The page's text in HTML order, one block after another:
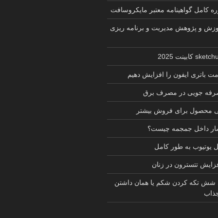
و پژوهش مدیریت و برنامه ریزی
باتری ایفون را افزایش دهیم
صرفه جویی در مصرف برق
محصول برای فروش بیشتر
داخل جمجمه چیست؟
به طور کامل
تتسترون در زنان
شش تکه کردن شکم یا همان داشتن